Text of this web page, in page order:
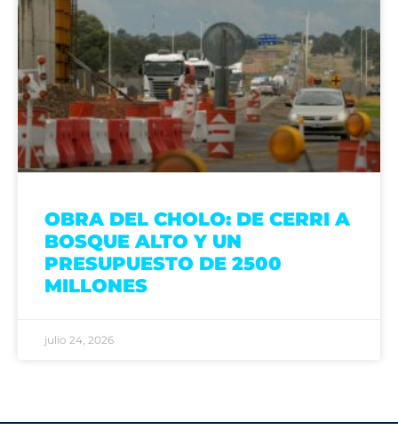
OBRA DEL CHOLO: DE CERRI A
BOSQUE ALTO Y UN
PRESUPUESTO DE 2500
MILLONES
julio 24, 2026